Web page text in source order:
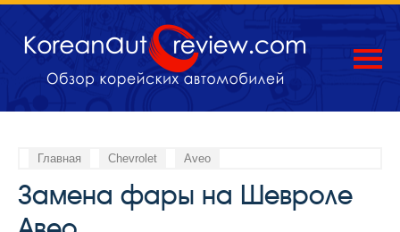
Главная Chevrolet Aveo
Замена фары на Шевроле